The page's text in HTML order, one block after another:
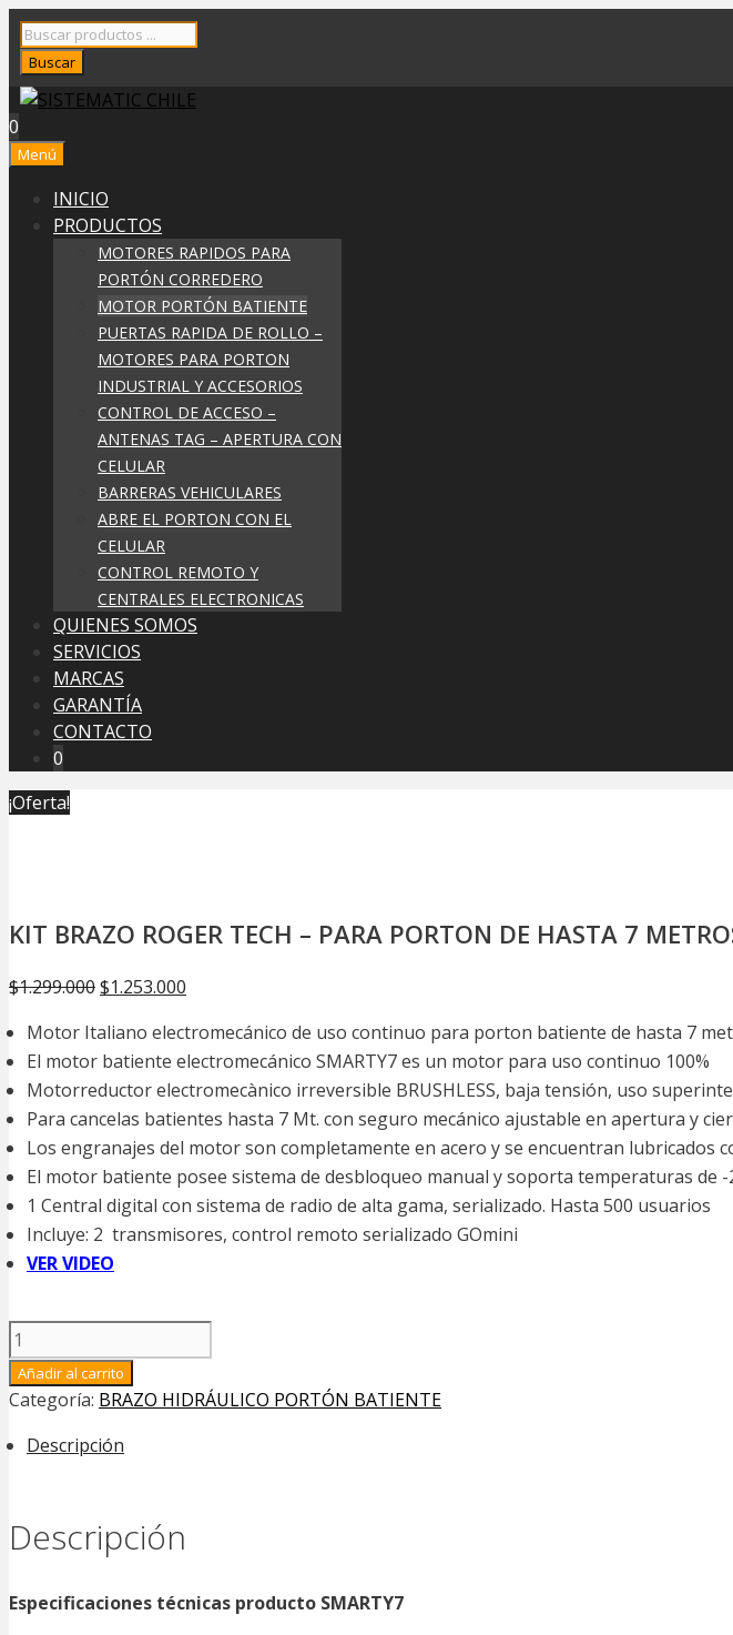
Saltar
al
contenido
Búsqueda
de
productos
Buscar
0
Menú
INICIO
PRODUCTOS
MOTORES RAPIDOS PARA
PORTÓN CORREDERO
MOTOR PORTÓN BATIENTE
PUERTAS RAPIDA DE ROLLO –
MOTORES PARA PORTON
INDUSTRIAL Y ACCESORIOS
CONTROL DE ACCESO –
ANTENAS TAG – APERTURA CON
CELULAR
BARRERAS VEHICULARES
ABRE EL PORTON CON EL
CELULAR
CONTROL REMOTO Y
CENTRALES ELECTRONICAS
QUIENES SOMOS
SERVICIOS
MARCAS
GARANTÍA
CONTACTO
0
¡Oferta!
KIT BRAZO ROGER TECH – PARA PORTON DE HASTA 7
$1.299.000El
original
era:
$1.299.000.
$1.253.000
actual
es:
$1.253.000.
Motor Italiano electromecánico de uso continuo para porton batiente de hasta 7
El motor batiente electromecánico SMARTY7 es un motor para uso continuo 100%
Motorreductor electromecànico irreversible BRUSHLESS, baja tensión, uso
Para cancelas batientes hasta 7 Mt. con seguro mecánico ajustable en apertura y
Los engranajes del motor son completamente en acero y se encuentran lubricados
El motor batiente posee sistema de desbloqueo manual y soporta temperaturas de
1 Central digital con sistema de radio de alta gama, serializado. Hasta 500 usuarios
Incluye: 2 transmisores, control remoto serializado GOmini
VER VIDEO
KIT
BRAZO
ROGER
TECH
-
HASTA
METROS
Añadir al carrito
Categoría: BRAZO HIDRÁULICO PORTÓN BATIENTE
Descripción
Descripción
Especificaciones técnicas producto SMARTY7